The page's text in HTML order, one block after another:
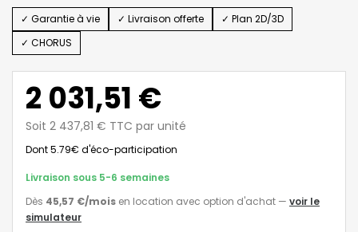
✓ Garantie à vie ✓ Livraison offerte
✓ Plan 2D/3D
✓ CHORUS
2 031,51 €
Soit 2 437,81 € TTC par unité
Dont 5.79€ d'éco-participation
Livraison sous 5-6 semaines
Dès 45,57 €/mois en location avec option d'achat — voir le
simulateur